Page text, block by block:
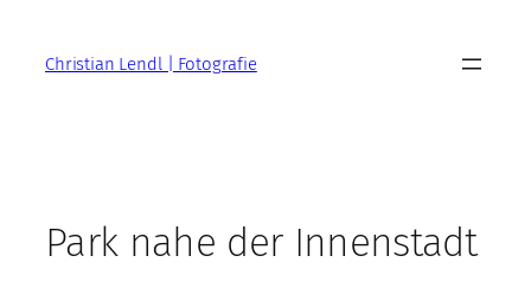
springenChristian Lendl | Fotografie
Park nahe der Innenstadt